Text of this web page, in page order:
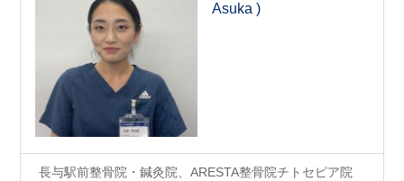
Asuka )
長与駅前整骨院・鍼灸院、ARESTA整骨院チトセピア院